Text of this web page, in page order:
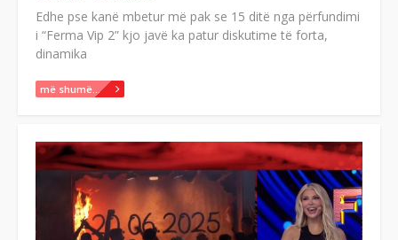
Edhe pse kanë mbetur më pak se 15 ditë nga përfundimi
i “Ferma Vip 2” kjo javë ka patur diskutime të forta,
dinamika
më shumë...